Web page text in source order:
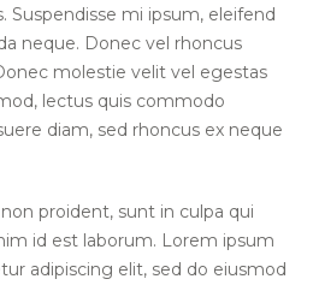
Suspendisse mi ipsum, eleifend
neque. Donec vel rhoncus
molestie velit vel egestas
lectus quis commodo
diam, sed rhoncus ex neque
proident, sunt in culpa qui
id est laborum. Lorem ipsum
adipiscing elit, sed do eiusmod